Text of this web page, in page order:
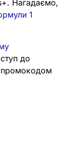
Нагадаємо,
1
до
промокодом